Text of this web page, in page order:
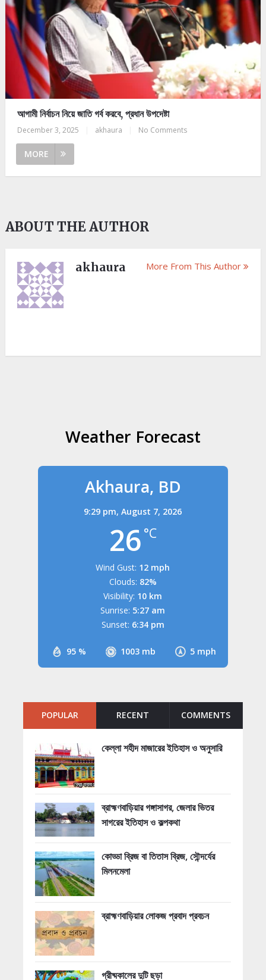
আগামী নির্বাচন নিয়ে জাতি গর্ব করবে, প্রধান উপদেষ্টা
December 3, 2025 akhaura No Comments
MORE
ABOUT THE AUTHOR
akhaura More From This Author
Weather Forecast
Akhaura, BD
9:29 pm,August 7, 2026
26 °C
95 % 1003 mb 5 mph
Wind Gust: 12 mph
Clouds: 82%
Visibility: 10 km
Sunrise: 5:27 am
Sunset: 6:34 pm
POPULAR RECENT COMMENTS
কেল্লা শহীদ মাজারের ইতিহাস ও অনুসারি
ব্রাহ্মণবাড়িয়ার গঙ্গাসাগর, জেলার ভিতর
সাগরের ইতিহাস ও কল্পকথা
কোড্ডা ব্রিজ বা তিতাস ব্রিজ, সৌন্দর্যের
মিলনমেলা
ব্রাহ্মণবাড়িয়ার লোকজ প্রবাদ প্রবচন
গ্রীষ্মকালের দুটি ছড়া